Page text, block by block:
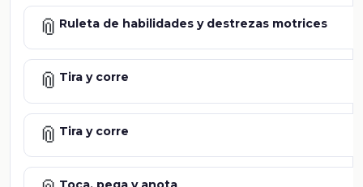
📎 Ruleta de habilidades y destrezas motrices
📎 Tira y corre
📎 Tira y corre